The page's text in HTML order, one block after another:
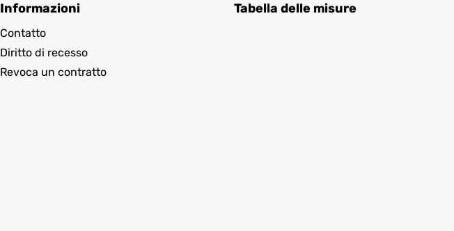
Informazioni
Contatto
Diritto di recesso
Revoca un contratto
Tabella delle misure